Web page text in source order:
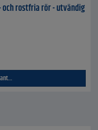
rostfria rör - utvändig